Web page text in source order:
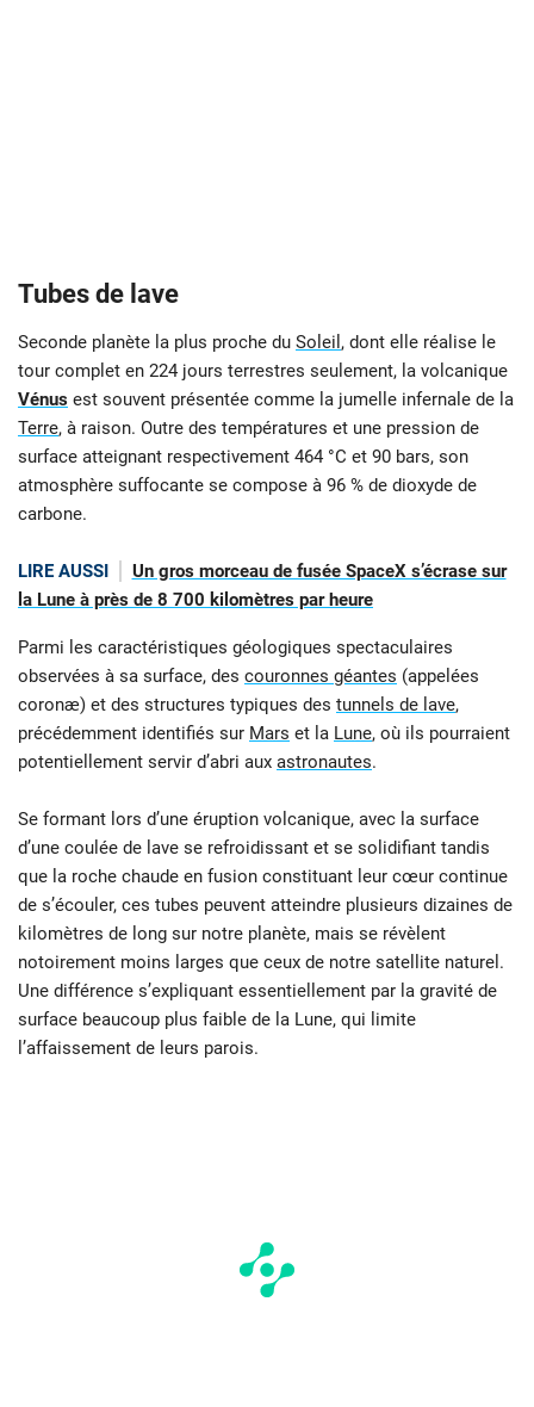
Tubes de lave
Seconde planète la plus proche du Soleil , dont elle réalise le
tour complet en 224 jours terrestres seulement, la volcanique
Vénus est souvent présentée comme la jumelle infernale de la
Terre, à raison. Outre des températures et une pression de
surface atteignant respectivement 464 °C et 90 bars, son
atmosphère suffocante se compose à 96 % de dioxyde de
carbone.
LIRE AUSSI
Un gros morceau de fusée SpaceX s’écrase sur
la Lune à près de 8 700 kilomètres par heure
Parmi les caractéristiques géologiques spectaculaires
observées à sa surface, des couronnes géantes (appelées
coronæ) et des structures typiques des tunnels de lave,
précédemment identifiés sur Mars et la Lune, où ils pourraient
potentiellement servir d’abri aux astronautes.
Se formant lors d’une éruption volcanique, avec la surface
d’une coulée de lave se refroidissant et se solidifiant tandis
que la roche chaude en fusion constituant leur cœur continue
de s’écouler, ces tubes peuvent atteindre plusieurs dizaines de
kilomètres de long sur notre planète, mais se révèlent
notoirement moins larges que ceux de notre satellite naturel.
Une différence s’expliquant essentiellement par la gravité de
surface beaucoup plus faible de la Lune, qui limite
l’affaissement de leurs parois.